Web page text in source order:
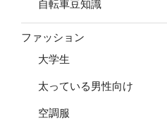
自転車豆知識
ファッション
大学生
太っている男性向け
空調服